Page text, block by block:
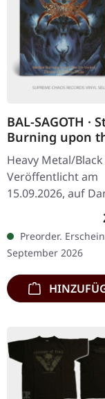
BAL-SAGOTH ·
Burning upon
Veiled Throne of
Ultima Thule |
BLUE LP
Heavy Metal/
Veröffentlicht am
15.09.2026, auf
Shall Rise
Cyanblauess Vinyl
Standard-Cover.
eines…
Preorder.
September 2026